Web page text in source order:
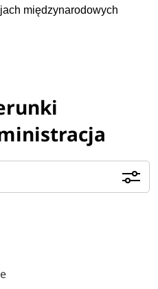
międzynarodowych